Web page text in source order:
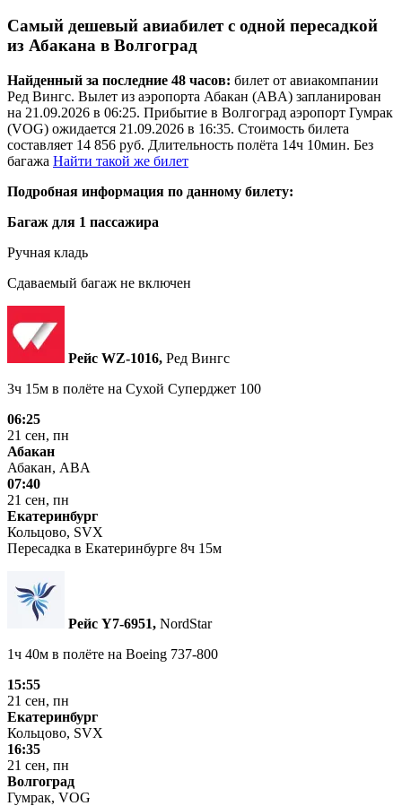
Самый дешевый авиабилет с одной пересадкой
из Абакана в Волгоград
Найденный за последние 48 часов: билет от авиакомпании
Ред Вингс. Вылет из аэропорта Абакан (ABA) запланирован
на 21.09.2026 в 06:25. Прибытие в Волгоград аэропорт Гумрак
(VOG) ожидается 21.09.2026 в 16:35. Стоимость билета
составляет 14 856 руб. Длительность полёта 14ч 10мин. Без
багажа Найти такой же билет
Подробная информация по данному билету:
Багаж для 1 пассажира
Ручная кладь
Сдаваемый багаж не включен
Рейс WZ‑1016, Ред Вингс
3ч 15м в полёте на Сухой Суперджет 100
06:25
21 сен, пн
Абакан
Абакан, ABA
07:40
21 сен, пн
Екатеринбург
Кольцово, SVX
Пересадка в Екатеринбурге 8ч 15м
Рейс Y7‑6951, NordStar
1ч 40м в полёте на Boeing 737-800
15:55
21 сен, пн
Екатеринбург
Кольцово, SVX
16:35
21 сен, пн
Волгоград
Гумрак, VOG